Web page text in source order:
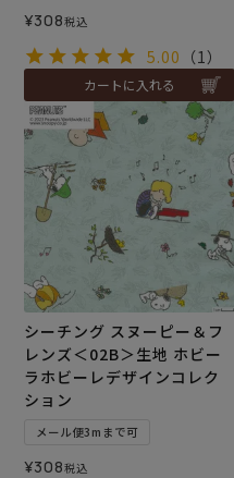
¥308税込
5.00 （1）
カートに入れる
シーチング スヌーピー＆フ
レンズ＜02B＞生地 ホビー
ラホビーレデザインコレク
ション
メール便3mまで可
¥308税込